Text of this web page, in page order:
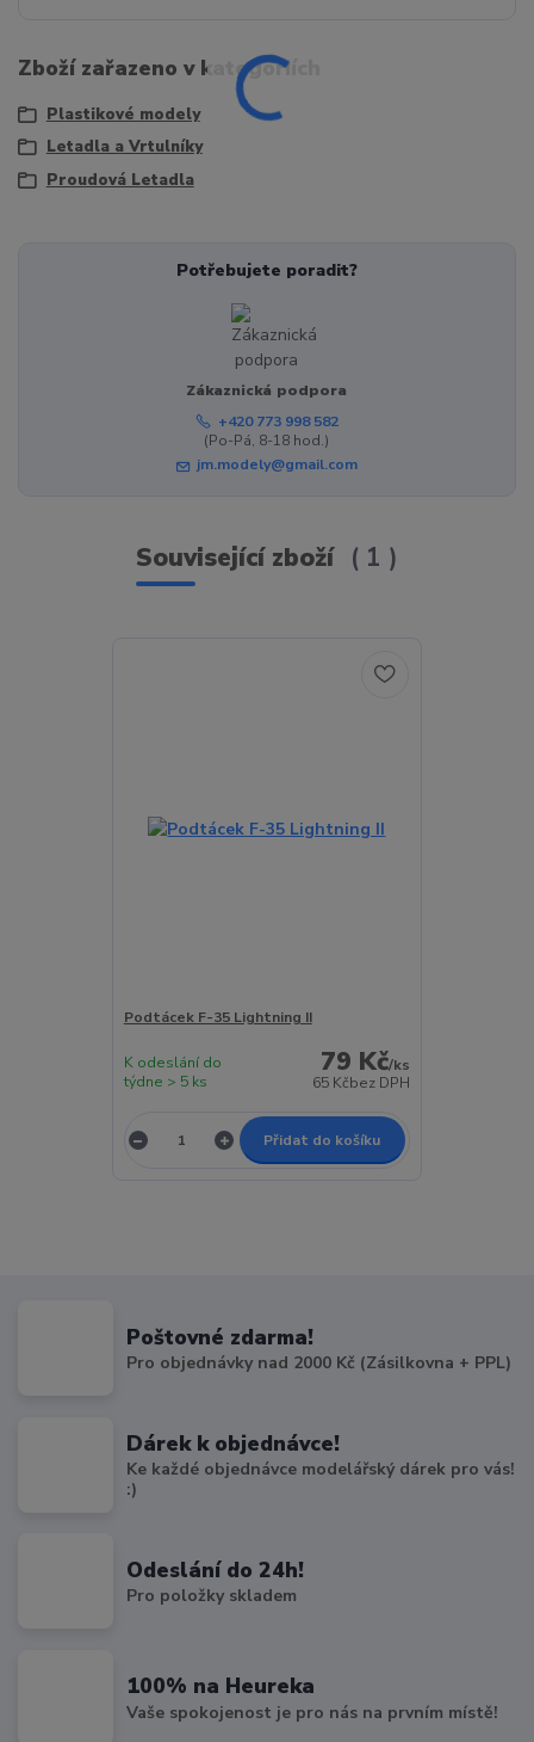
Zboží zařazeno v kategoriích
Plastikové modely
Letadla a Vrtulníky
Proudová Letadla
Potřebujete poradit?
Zákaznická podpora
+420 773 998 582
(Po-Pá, 8-18 hod.)
jm.modely@gmail.com
Související zboží 1
Podtácek F-35 Lightning II
79 Kč/ks
65 Kčbez DPH
K odeslání do
týdne > 5 ks
Přidat do košíku
Poštovné zdarma!
Pro objednávky nad 2000 Kč (Zásilkovna + PPL)
Dárek k objednávce!
Ke každé objednávce modelářský dárek pro vás!
:)
Odeslání do 24h!
Pro položky skladem
100% na Heureka
Vaše spokojenost je pro nás na prvním místě!